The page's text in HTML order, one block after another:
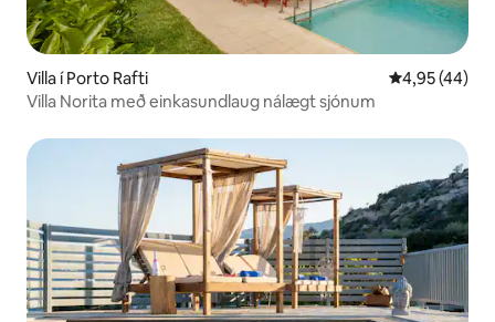
Villa í Porto Rafti 4,95 af 5 í
4,95 (44)
Villa Norita með einkasundlaug nálægt sjónum